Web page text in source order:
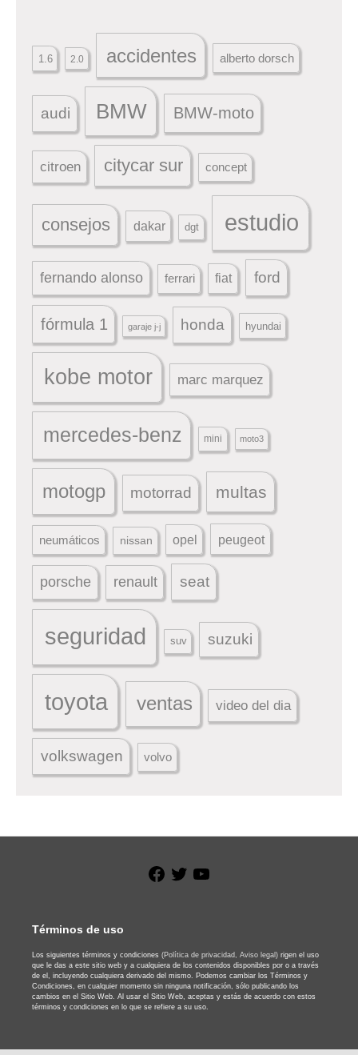
1.6 2.0 accidentes alberto dorsch
audi BMW BMW-moto
citroen citycar sur concept
consejos dakar dgt estudio
fernando alonso ferrari fiat ford
fórmula 1 garaje j-j honda hyundai
kobe motor marc marquez
mercedes-benz mini moto3
motogp motorrad multas
neumáticos nissan opel peugeot
porsche renault seat
seguridad suv suzuki
toyota ventas video del dia
volkswagen volvo
Facebook
Twitter
Términos de uso
Los siguientes términos y condiciones (Política de privacidad, Aviso legal) rigen el uso
que le das a este sitio web y a cualquiera de los contenidos disponibles por o a través
de el, incluyendo cualquiera derivado del mismo. Podemos cambiar los Términos y
Condiciones, en cualquier momento sin ninguna notificación, sólo publicando los
cambios en el Sitio Web. Al usar el Sitio Web, aceptas y estás de acuerdo con estos
términos y condiciones en lo que se refiere a su uso.